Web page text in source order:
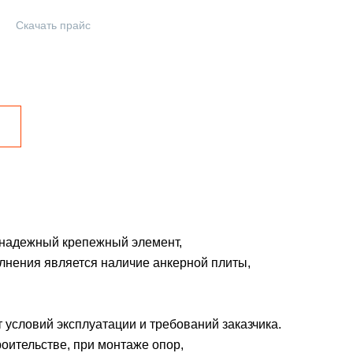
Скачать прайс
крепежный элемент,
является наличие анкерной плиты,
эксплуатации и требований заказчика.
при монтаже опор,